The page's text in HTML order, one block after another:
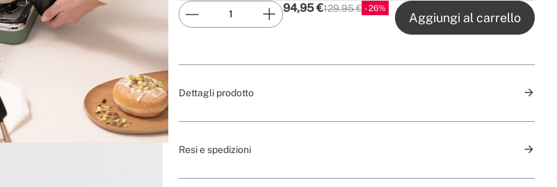
94,95 €P.V.P
129.95 € 26
Aggiungi al carrello
Dettagli prodotto
Resi e spedizioni